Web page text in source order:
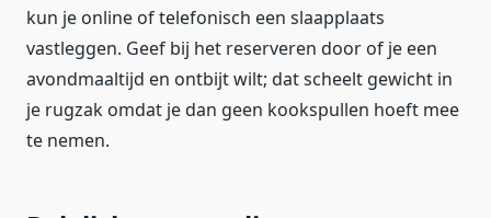
kun je online of telefonisch een slaapplaats
vastleggen. Geef bij het reserveren door of je een
avondmaaltijd en ontbijt wilt; dat scheelt gewicht in
je rugzak omdat je dan geen kookspullen hoeft mee
te nemen.